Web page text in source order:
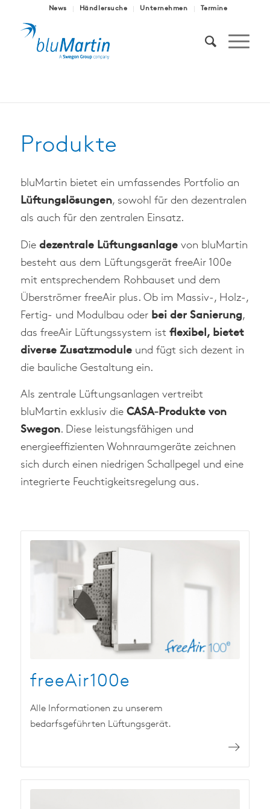
News Händlersuche Unternehmen Termine
Produkte
bluMartin bietet ein umfassendes Portfolio an
Lüftungslösungen, sowohl für den dezentralen
als auch für den zentralen Einsatz.
Die dezentrale Lüftungsanlagevon bluMartin
besteht aus dem Lüftungsgerät freeAir 100e
mit entsprechendem Rohbauset und dem
Überströmer freeAir plus. Ob im Massiv-, Holz-,
Fertig- und Modulbau oder bei der Sanierung,
das freeAir Lüftungssystem ist flexibel, bietet
diverse Zusatzmoduleund fügt sich dezent in
die bauliche Gestaltung ein.
Als zentrale Lüftungsanlagen vertreibt
bluMartin exklusiv die CASA-Produkte von
Swegon. Diese leistungsfähigen und
energieeffizienten Wohnraumgeräte zeichnen
sich durch einen niedrigen Schallpegel und eine
integrierte Feuchtigkeitsregelung aus.
freeAir100e
Alle Informationen zu unserem
bedarfsgeführten Lüftungsgerät.